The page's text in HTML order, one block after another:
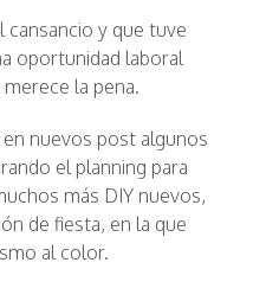
cansancio y que tuve
oportunidad laboral
la pena.
nuevos post algunos
el planning para
más DIY nuevos,
de fiesta, en la que
al color.